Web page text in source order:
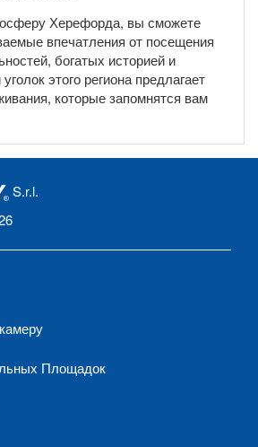
Херефорда, вы сможете
впечатления от посещения
богатых историей и
этого региона предлагает
которые запомнятся вам
S.r.l.
Площадок